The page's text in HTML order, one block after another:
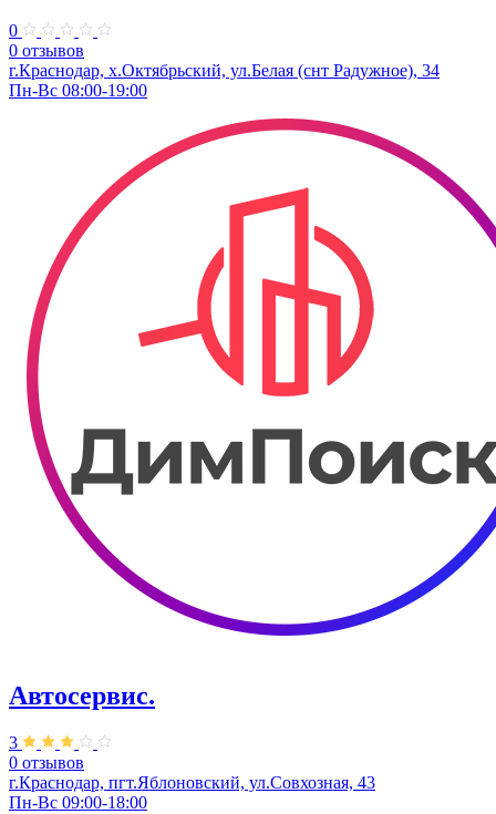
0
0 отзывов
г.Краснодар, х.Октябрьский, ул.Белая (снт Радужное), 34
Пн-Вс 08:00-19:00
Автосервис.
3
0 отзывов
г.Краснодар, пгт.Яблоновский, ул.Совхозная, 43
Пн-Вс 09:00-18:00